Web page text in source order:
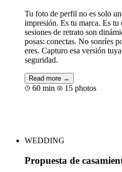
Tu foto de perfil no es solo
impresión. Es tu marca. Es
sesiones de retrato son
posas: conectas. No sonríes
eres. Capturo esa versión
seguridad.
Read more →
60 min 15 photos
WEDDING
Propuesta de